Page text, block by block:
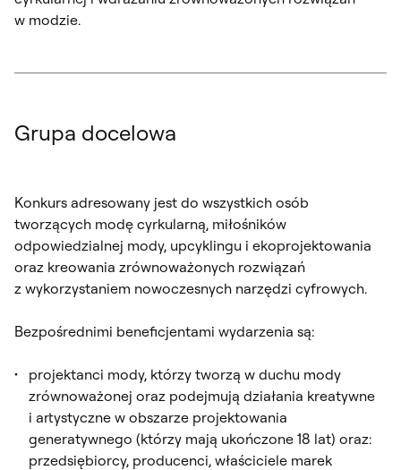
w modzie.
Grupa docelowa
Konkurs adresowany jest do wszystkich osób
tworzących modę cyrkularną, miłośników
odpowiedzialnej mody, upcyklingu i ekoprojektowania
oraz kreowania zrównoważonych rozwiązań
z wykorzystaniem nowoczesnych narzędzi cyfrowych.
Bezpośrednimi beneficjentami wydarzenia są:
projektanci mody, którzy tworzą w duchu mody
zrównoważonej oraz podejmują działania kreatywne
i artystyczne w obszarze projektowania
generatywnego (którzy mają ukończone 18 lat) oraz:
przedsiębiorcy, producenci, właściciele marek